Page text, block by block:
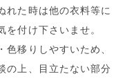
れた時は他の衣料等に
付け下さいませ。
移りしやすいため、
の上、目立たない部分